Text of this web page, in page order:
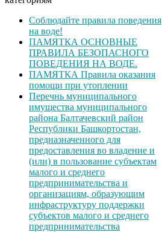
Соблюдайте правила поведения
на воде!
ПАМЯТКА ОСНОВНЫЕ
ПРАВИЛА БЕЗОПАСНОГО
ПОВЕДЕНИЯ НА ВОДЕ.
ПАМЯТКА Правила оказания
помощи при утоплении
Перечнь муниципального
имущества муниципального
района Балтачевский район
Республики Башкортостан,
предназначенного для
предоставления во владение и
(или) в пользование субъектам
малого и среднего
предпринимательства и
организациям, образующим
инфраструктуру поддержки
субъектов малого и среднего
предпринимательства